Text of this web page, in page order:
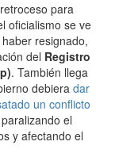
para
oficialismo se ve
resignado,
del Registro
. También llega
debiera dar
un conflicto
el
y afectando el